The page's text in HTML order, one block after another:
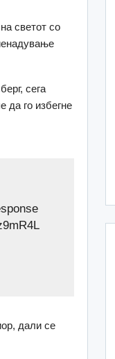
светот со
сега
да го избегне
дали се